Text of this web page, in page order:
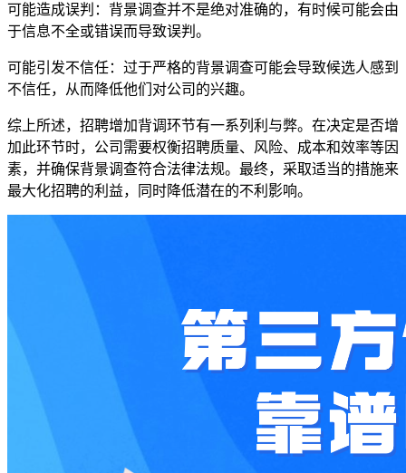
可能造成误判：背景调查并不是绝对准确的，有时候可能会由
于信息不全或错误而导致误判。
可能引发不信任：过于严格的背景调查可能会导致候选人感到
不信任，从而降低他们对公司的兴趣。
综上所述，招聘增加背调环节有一系列利与弊。在决定是否增
加此环节时，公司需要权衡招聘质量、风险、成本和效率等因
素，并确保背景调查符合法律法规。最终，采取适当的措施来
最大化招聘的利益，同时降低潜在的不利影响。